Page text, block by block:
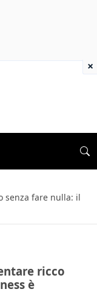
senza fare nulla: il
ricco
è
×